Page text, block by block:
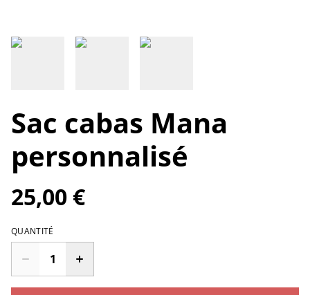
Sac cabas Mana
personnalisé
25,00 €
QUANTITÉ